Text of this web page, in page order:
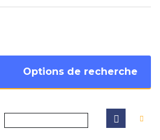
Options de recherche